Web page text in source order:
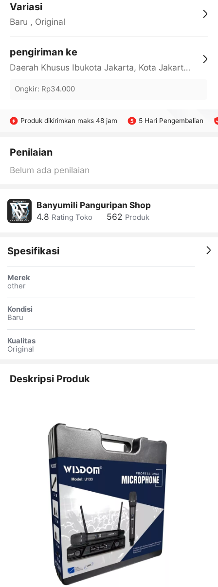
Variasi
Baru , Original
pengiriman ke
Daerah Khusus Ibukota Jakarta, Kota Jakarta Barat, Cengkareng, yy
Ongkir: Rp34.000
Produk dikirimkan maks 48 jam 5 Hari Pengembalian
Penilaian
Belum ada penilaian
Banyumili Panguripan Shop
4.8 Rating Toko 562 Produk
Spesifikasi
Merek
other
Kondisi
Baru
Kualitas
Original
Deskripsi Produk